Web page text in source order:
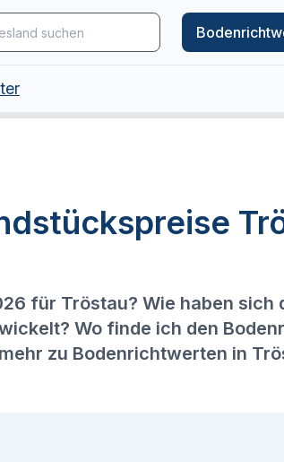
für Tröstau? Wie haben sich
Wo finde ich den
zu Bodenrichtwerten in